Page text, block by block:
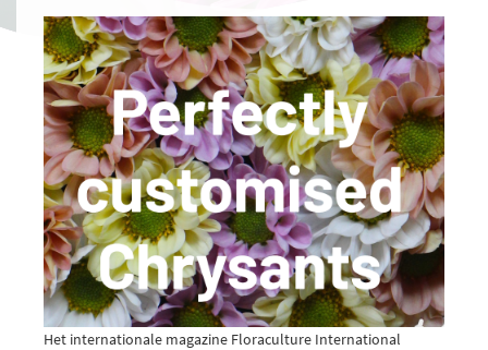
Het internationale magazine Floraculture International